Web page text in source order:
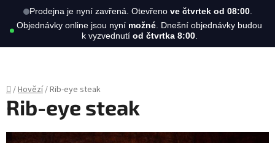
Prodejna je nyní zavřená. Otevřeno ve čtvrtek od 08:00.
Objednávky online jsou nyní možné . Dnešní objednávky budou
k vyzvednutí od čtvrtka 8:00.
Hledat
KOŠÍK
Domů
/Hovězí/Rib-eye steak
Rib-eye steak